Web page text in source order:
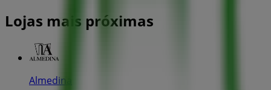
Lojas mais próximas
Almedina